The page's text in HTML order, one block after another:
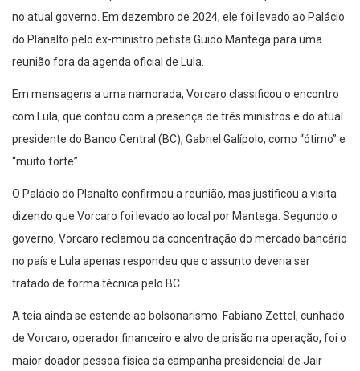
no atual governo. Em dezembro de 2024, ele foi levado ao Palácio
do Planalto pelo ex-ministro petista Guido Mantega para uma
reunião fora da agenda oficial de Lula.
Em mensagens a uma namorada, Vorcaro classificou o encontro
com Lula, que contou com a presença de três ministros e do atual
presidente do Banco Central (BC), Gabriel Galípolo, como “ótimo” e
“muito forte”.
O Palácio do Planalto confirmou a reunião, mas justificou a visita
dizendo que Vorcaro foi levado ao local por Mantega. Segundo o
governo, Vorcaro reclamou da concentração do mercado bancário
no país e Lula apenas respondeu que o assunto deveria ser
tratado de forma técnica pelo BC.
A teia ainda se estende ao bolsonarismo. Fabiano Zettel, cunhado
de Vorcaro, operador financeiro e alvo de prisão na operação, foi o
maior doador pessoa física da campanha presidencial de Jair